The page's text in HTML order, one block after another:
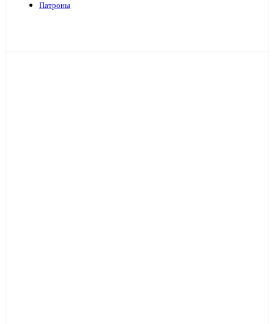
Патроны